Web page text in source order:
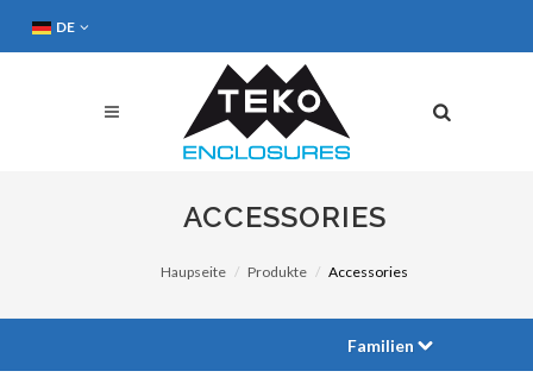
DE
ACCESSORIES
Haupseite Produkte Accessories
Familien